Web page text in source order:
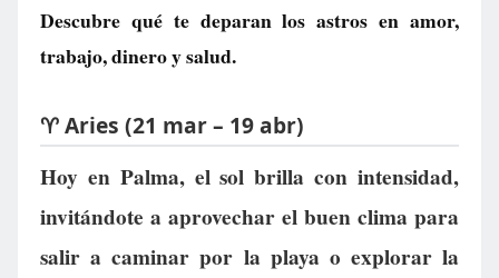
Descubre qué te deparan los astros en amor,
trabajo, dinero y salud.
♈ Aries (21 mar – 19 abr)
Hoy en Palma, el sol brilla con intensidad,
invitándote a aprovechar el buen clima para
salir a caminar por la playa o explorar la